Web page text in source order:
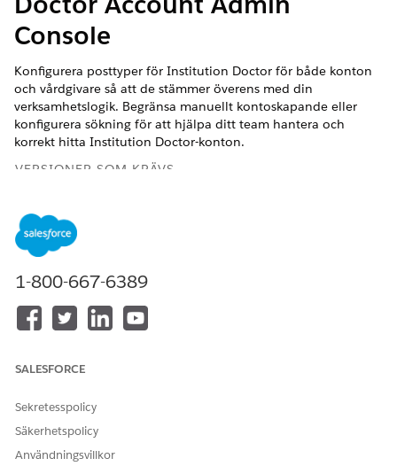
Console
Konfigurera posttyper för Institution Doctor för både konton
och vårdgivare så att de stämmer överens med din
verksamhetslogik. Begränsa manuellt kontoskapande eller
konfigurera sökning för att hjälpa ditt team hantera och
korrekt hitta Institution Doctor-konton.
VERSIONER SOM KRÄVS
Tillgängliga i: Lightning Experience
Tillgängliga i:
tilläggslicensen Life Sciences Cloud för kundengagemang
och det hanterade paketet Life Sciences Kundengagemang.
Konfigurera posttyper för institutionsläkare
För att använda funktionen Konton för institutionsläkare,
institutionsläkare med posttyperna Konto och Vårdgivare
Stäng av Skapa konto för institutionsläkare
Se till att Institution Doctor-konton inte skapas i ett
felaktigt format. Automatiskt skapande av konton
1-800-667-6389
SALESFORCE
Sekretesspolicy
Säkerhetspolicy
Användningsvillkor